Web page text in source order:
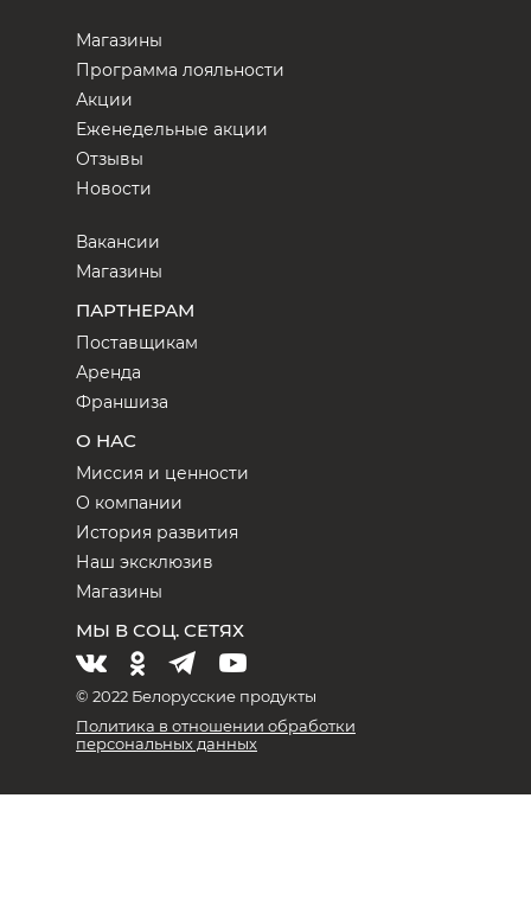
Магазины
Программа лояльности
Акции
Еженедельные акции
Отзывы
Новости
Вакансии
Магазины
ПАРТНЕРАМ
Поставщикам
Аренда
Франшиза
О НАС
Миссия и ценности
О компании
История развития
Наш эксклюзив
Магазины
МЫ В СОЦ. СЕТЯХ
© 2022 Белорусские продукты
Политика в отношении обработки
персональных данных